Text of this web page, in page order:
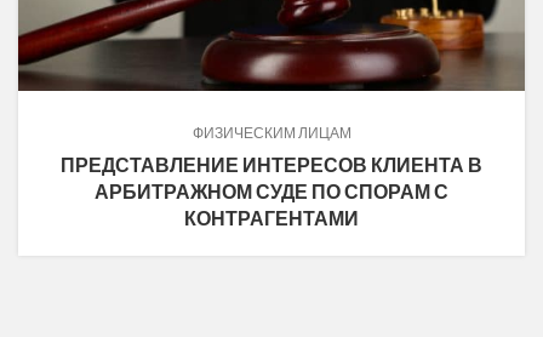
ФИЗИЧЕСКИМ ЛИЦАМ
ПРЕДСТАВЛЕНИЕ ИНТЕРЕСОВ КЛИЕНТА В
АРБИТРАЖНОМ СУДЕ ПО СПОРАМ С
КОНТРАГЕНТАМИ